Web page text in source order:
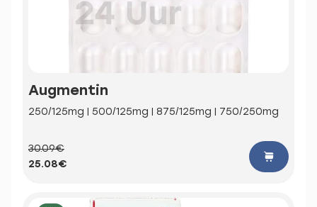
Augmentin
250/125mg | 500/125mg | 875/125mg | 750/250mg
30.09€
25.08€